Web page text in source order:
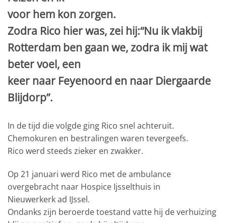
voor hem kon zorgen.
Zodra Rico hier was, zei hij:“Nu ik vlakbij
Rotterdam ben gaan we, zodra ik mij wat
beter voel, een
keer naar Feyenoord en naar Diergaarde
Blijdorp”.
In de tijd die volgde ging Rico snel achteruit.
Chemokuren en bestralingen waren tevergeefs.
Rico werd steeds zieker en zwakker.
Op 21 januari werd Rico met de ambulance
overgebracht naar Hospice Ijsselthuis in
Nieuwerkerk ad IJssel.
Ondanks zijn beroerde toestand vatte hij de verhuizing